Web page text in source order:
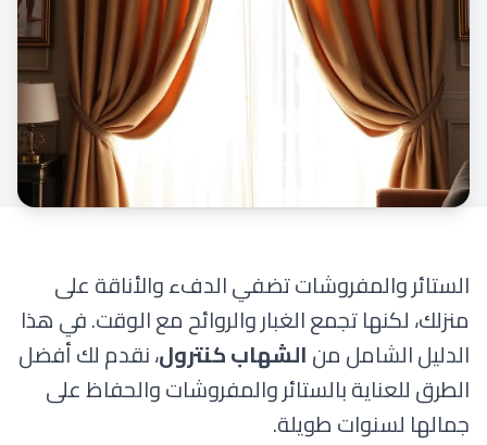
الستائر والمفروشات تضفي الدفء والأناقة على
منزلك، لكنها تجمع الغبار والروائح مع الوقت. في هذا
الدليل الشامل منالشهاب كنترول، نقدم لك أفضل
الطرق للعناية بالستائر والمفروشات والحفاظ على
جمالها لسنوات طويلة.